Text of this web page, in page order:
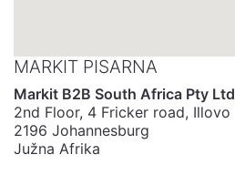
MARKIT PISARNA
Markit B2B South Africa Pty Ltd
2nd Floor, 4 Fricker road, Illovo
2196 Johannesburg
Južna Afrika